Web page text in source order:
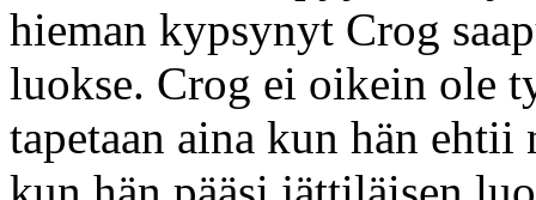
hieman kypsynyt Crog
luokse. Crog ei oikein ole
tapetaan aina kun hän